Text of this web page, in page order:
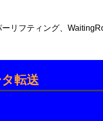
リフティング、
転送